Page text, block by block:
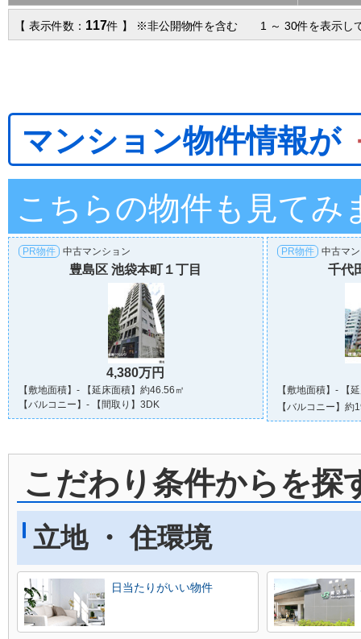
【 表示件数： 117件 】 ※非公開物件を含む 1 ～ 30件を表示し
マンション物件情報が
こちらの物件も見てみ
PR物件 中古マンション
豊島区 池袋本町１丁目
4,380万円
【敷地面積】- 【延床面積】約46.56㎡
【バルコニー】- 【間取り】3DK
PR物件 中古マ
千代
【敷地面積】- 【
【バルコニー】約
こだわり条件からを探
立地 ・ 住環境
日当たりがいい物件